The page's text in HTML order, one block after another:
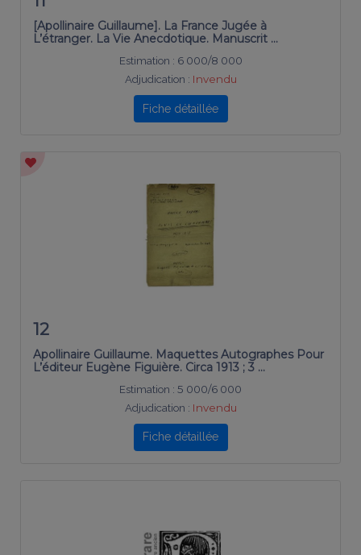
[Apollinaire Guillaume]. La France Jugée à
L’étranger. La Vie Anecdotique. Manuscrit …
Estimation : 6 000/8 000
Adjudication : Invendu
Fiche détaillée
12
Apollinaire Guillaume. Maquettes Autographes Pour
L’éditeur Eugène Figuière. Circa 1913 ; 3 …
Estimation : 5 000/6 000
Adjudication : Invendu
Fiche détaillée